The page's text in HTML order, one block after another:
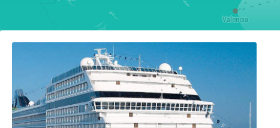
Valencia